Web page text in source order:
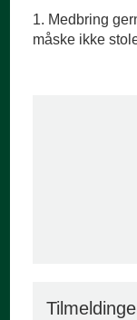
Medbring
måske ikke